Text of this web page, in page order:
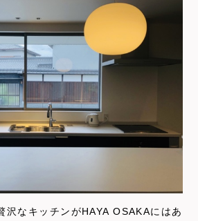
沢なキッチンがHAYA OSAKAにはあ